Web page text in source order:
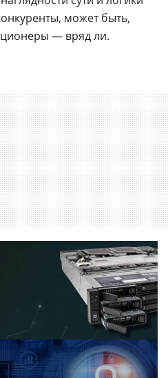
может быть,
— вряд ли.